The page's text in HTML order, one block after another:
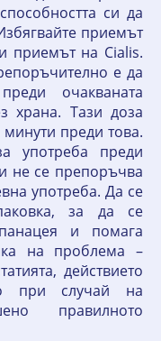
си да
приемът
приемът на Cialis.
е да
очакваната
храна. Тази доза
преди това.
употреба преди
не се препоръчва
употреба. Да се
за да се
и помага
на проблема –
действието
при случай на
правилното